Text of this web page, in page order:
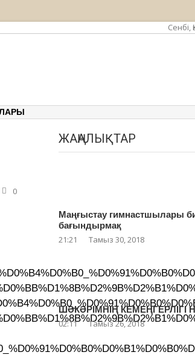
Сенбі,
0
ЖАҢАЛЫҚТАР
Маңғыстау гимнастшылары
бағындырмақ
21:21 Тамыз 30, 2018
ШӘКӘРІМНІҢ КЕМЕҢГЕРЛІГІ
02:11 Тамыз 26, 2018